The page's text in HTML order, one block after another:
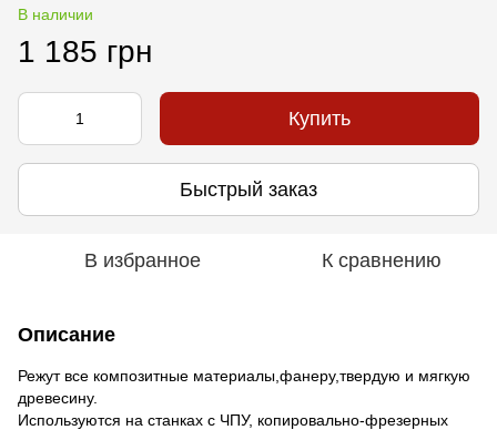
В наличии
1 185 грн
Купить
Быстрый заказ
В избранное К сравнению
Описание
Режут все композитные материалы,фанеру,твердую и мягкую
древесину.
Используются на станках с ЧПУ, копировально-фрезерных